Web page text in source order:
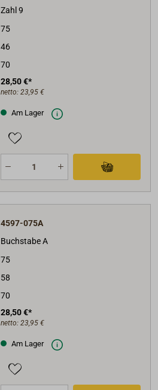
Zahl 9
75
46
70
28,50 €*
netto: 23,95 €
Am Lager
4597-075A
Buchstabe A
75
58
70
28,50 €*
netto: 23,95 €
Am Lager